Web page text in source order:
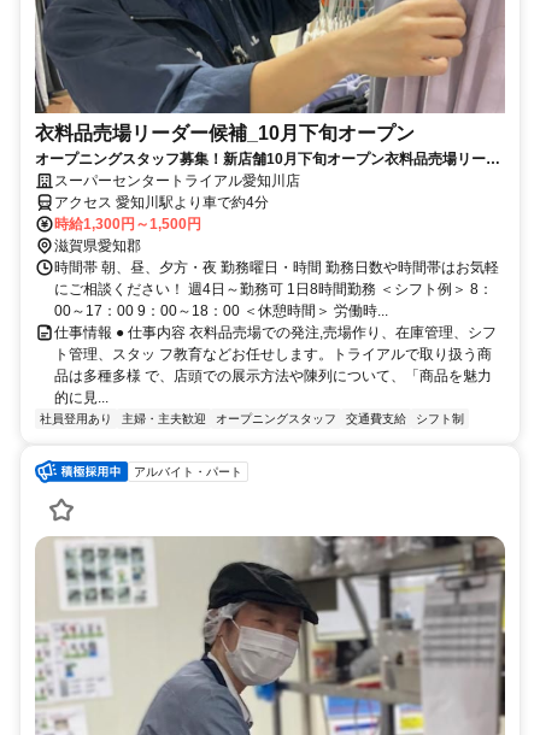
衣料品売場リーダー候補_10月下旬オープン
オープニングスタッフ募集！新店舗10月下旬オープン衣料品売場リーダ
ー候補募集※業務経験要
スーパーセンタートライアル愛知川店
アクセス 愛知川駅より車で約4分
時給1,300円～1,500円
滋賀県愛知郡
時間帯 朝、昼、夕方・夜 勤務曜日・時間 勤務日数や時間帯はお気軽
にご相談ください！ 週4日～勤務可 1日8時間勤務 ＜シフト例＞ 8：
00～17：00 9：00～18：00 ＜休憩時間＞ 労働時...
仕事情報 ● 仕事内容 衣料品売場での発注,売場作り、在庫管理、シフ
ト管理、スタッ フ教育などお任せします。トライアルで取り扱う商
品は多種多様 で、店頭での展示方法や陳列について、「商品を魅力
的に見...
社員登用あり 主婦・主夫歓迎 オープニングスタッフ 交通費支給 シフト制
アルバイト・パート